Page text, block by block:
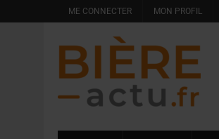
ME CONNECTER MON PROFIL